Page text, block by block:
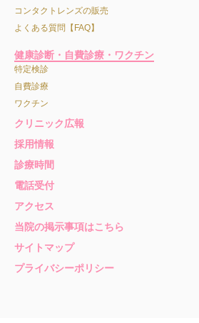
コンタクトレンズの販売
よくある質問【FAQ】
健康診断・自費診療・ワクチン
特定検診
自費診療
ワクチン
クリニック広報
採用情報
診療時間
電話受付
アクセス
当院の掲示事項はこちら
サイトマップ
プライバシーポリシー